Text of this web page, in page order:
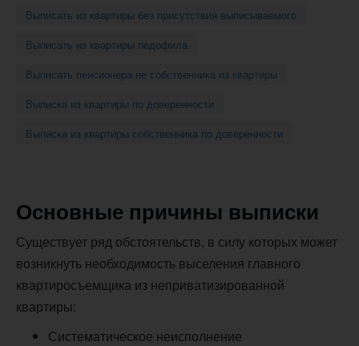
Выписать из квартиры без присутствия выписываемого
Выписать из квартиры педофила
Выписать пенсионера не собственника из квартиры
Выписка из квартиры по доверенности
Выписка из квартиры собственника по доверенности
Основные причины выписки
Существует ряд обстоятельств, в силу которых может
возникнуть необходимость выселения главного
квартиросъемщика из неприватизированной
квартиры:
Систематическое неисполнение